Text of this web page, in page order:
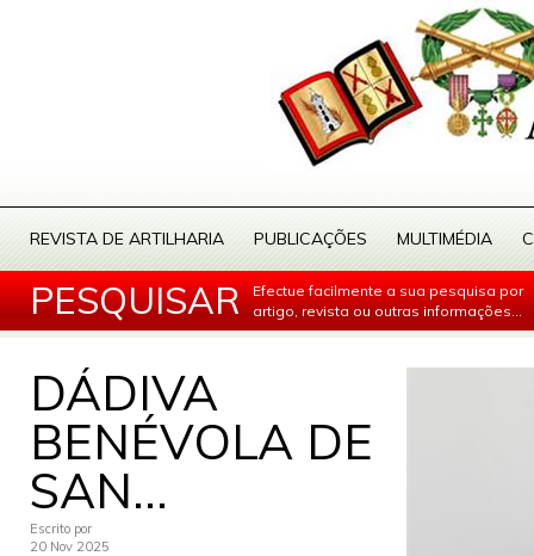
REVISTA DE ARTILHARIA PUBLICAÇÕES MULTIMÉDIA
PESQUISAR
Efectue facilmente a sua pesquisa por
artigo, revista ou outras informações...
DÁDIVA
BENÉVOLA DE
SAN...
Escrito por
20 Nov 2025